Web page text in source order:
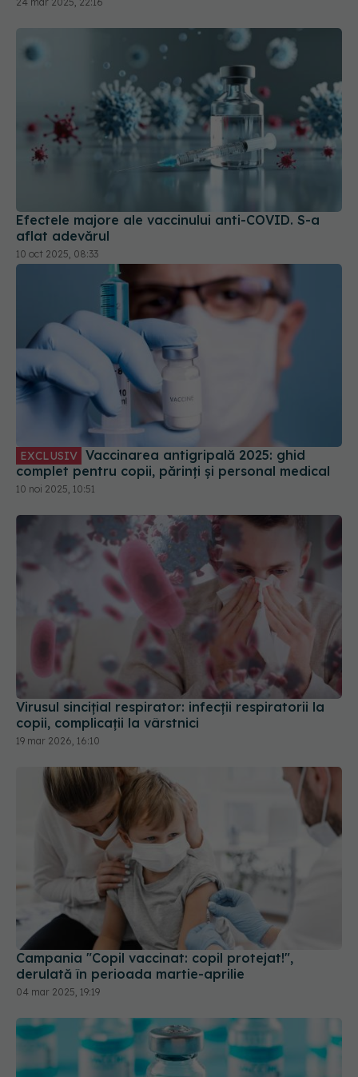
Efectele majore ale vaccinului anti-COVID. S-a
complet pentru copii, părinți și personal medical
10 noi 2025, 10:51
Virusul sincițial respirator: infecții respiratorii la
copii, complicații la vârstnici
19 mar 2026, 16:10
Campania "Copil vaccinat: copil protejat!",
derulată în perioada martie-aprilie
04 mar 2025, 19:19